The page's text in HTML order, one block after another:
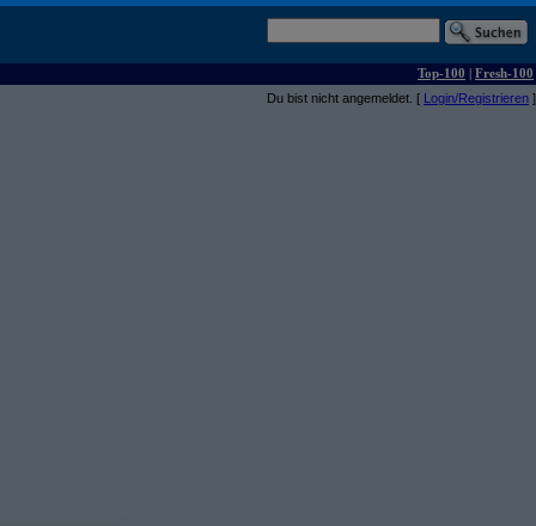
Top-100 | Fresh-100
Du bist nicht angemeldet. [ Login/Registrieren ]